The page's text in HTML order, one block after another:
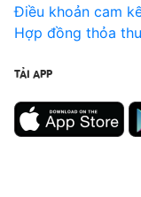
Điều khoản cam
Hợp đồng thỏa
TẢI APP